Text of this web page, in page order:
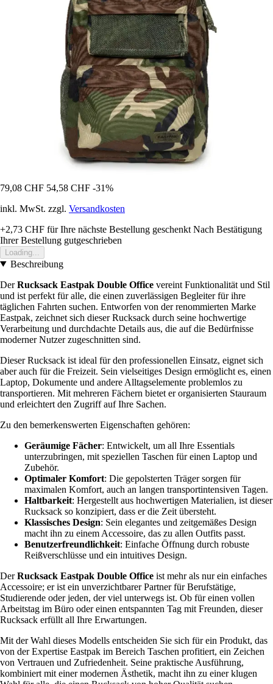
79,08 CHF 54,58 CHF -31%
inkl. MwSt. zzgl. Versandkosten
+2,73 CHF für Ihre nächste Bestellung geschenkt Nach Bestätigung
Ihrer Bestellung gutgeschrieben
Loading...
Beschreibung
DerRucksack Eastpak Double Office vereint Funktionalität und Stil
und ist perfekt für alle, die einen zuverlässigen Begleiter für ihre
täglichen Fahrten suchen. Entworfen von der renommierten Marke
Eastpak, zeichnet sich dieser Rucksack durch seine hochwertige
Verarbeitung und durchdachte Details aus, die auf die Bedürfnisse
moderner Nutzer zugeschnitten sind.
Dieser Rucksack ist ideal für den professionellen Einsatz, eignet sich
aber auch für die Freizeit. Sein vielseitiges Design ermöglicht es, einen
Laptop, Dokumente und andere Alltagselemente problemlos zu
transportieren. Mit mehreren Fächern bietet er organisierten Stauraum
und erleichtert den Zugriff auf Ihre Sachen.
Zu den bemerkenswerten Eigenschaften gehören:
Geräumige Fächer: Entwickelt, um all Ihre Essentials
unterzubringen, mit speziellen Taschen für einen Laptop und
Zubehör.
Optimaler Komfort: Die gepolsterten Träger sorgen für
maximalen Komfort, auch an langen transportintensiven Tagen.
Haltbarkeit: Hergestellt aus hochwertigen Materialien, ist dieser
Rucksack so konzipiert, dass er die Zeit übersteht.
Klassisches Design: Sein elegantes und zeitgemäßes Design
macht ihn zu einem Accessoire, das zu allen Outfits passt.
Benutzerfreundlichkeit: Einfache Öffnung durch robuste
Reißverschlüsse und ein intuitives Design.
DerRucksack Eastpak Double Office ist mehr als nur ein einfaches
Accessoire; er ist ein unverzichtbarer Partner für Berufstätige,
Studierende oder jeden, der viel unterwegs ist. Ob für einen vollen
Arbeitstag im Büro oder einen entspannten Tag mit Freunden, dieser
Rucksack erfüllt all Ihre Erwartungen.
Mit der Wahl dieses Modells entscheiden Sie sich für ein Produkt, das
von der Expertise Eastpak im Bereich Taschen profitiert, ein Zeichen
von Vertrauen und Zufriedenheit. Seine praktische Ausführung,
kombiniert mit einer modernen Ästhetik, macht ihn zu einer klugen